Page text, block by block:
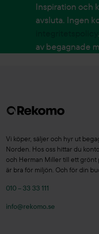
Inspiration och
avsluta. Ingen
av begagnade
Vi köper, säljer och hyr ut
Norden. Hos oss hittar du
och Herman Miller till ett grönt
är bra för miljön. Och för din
010 – 33 33 111
info@rekomo.se